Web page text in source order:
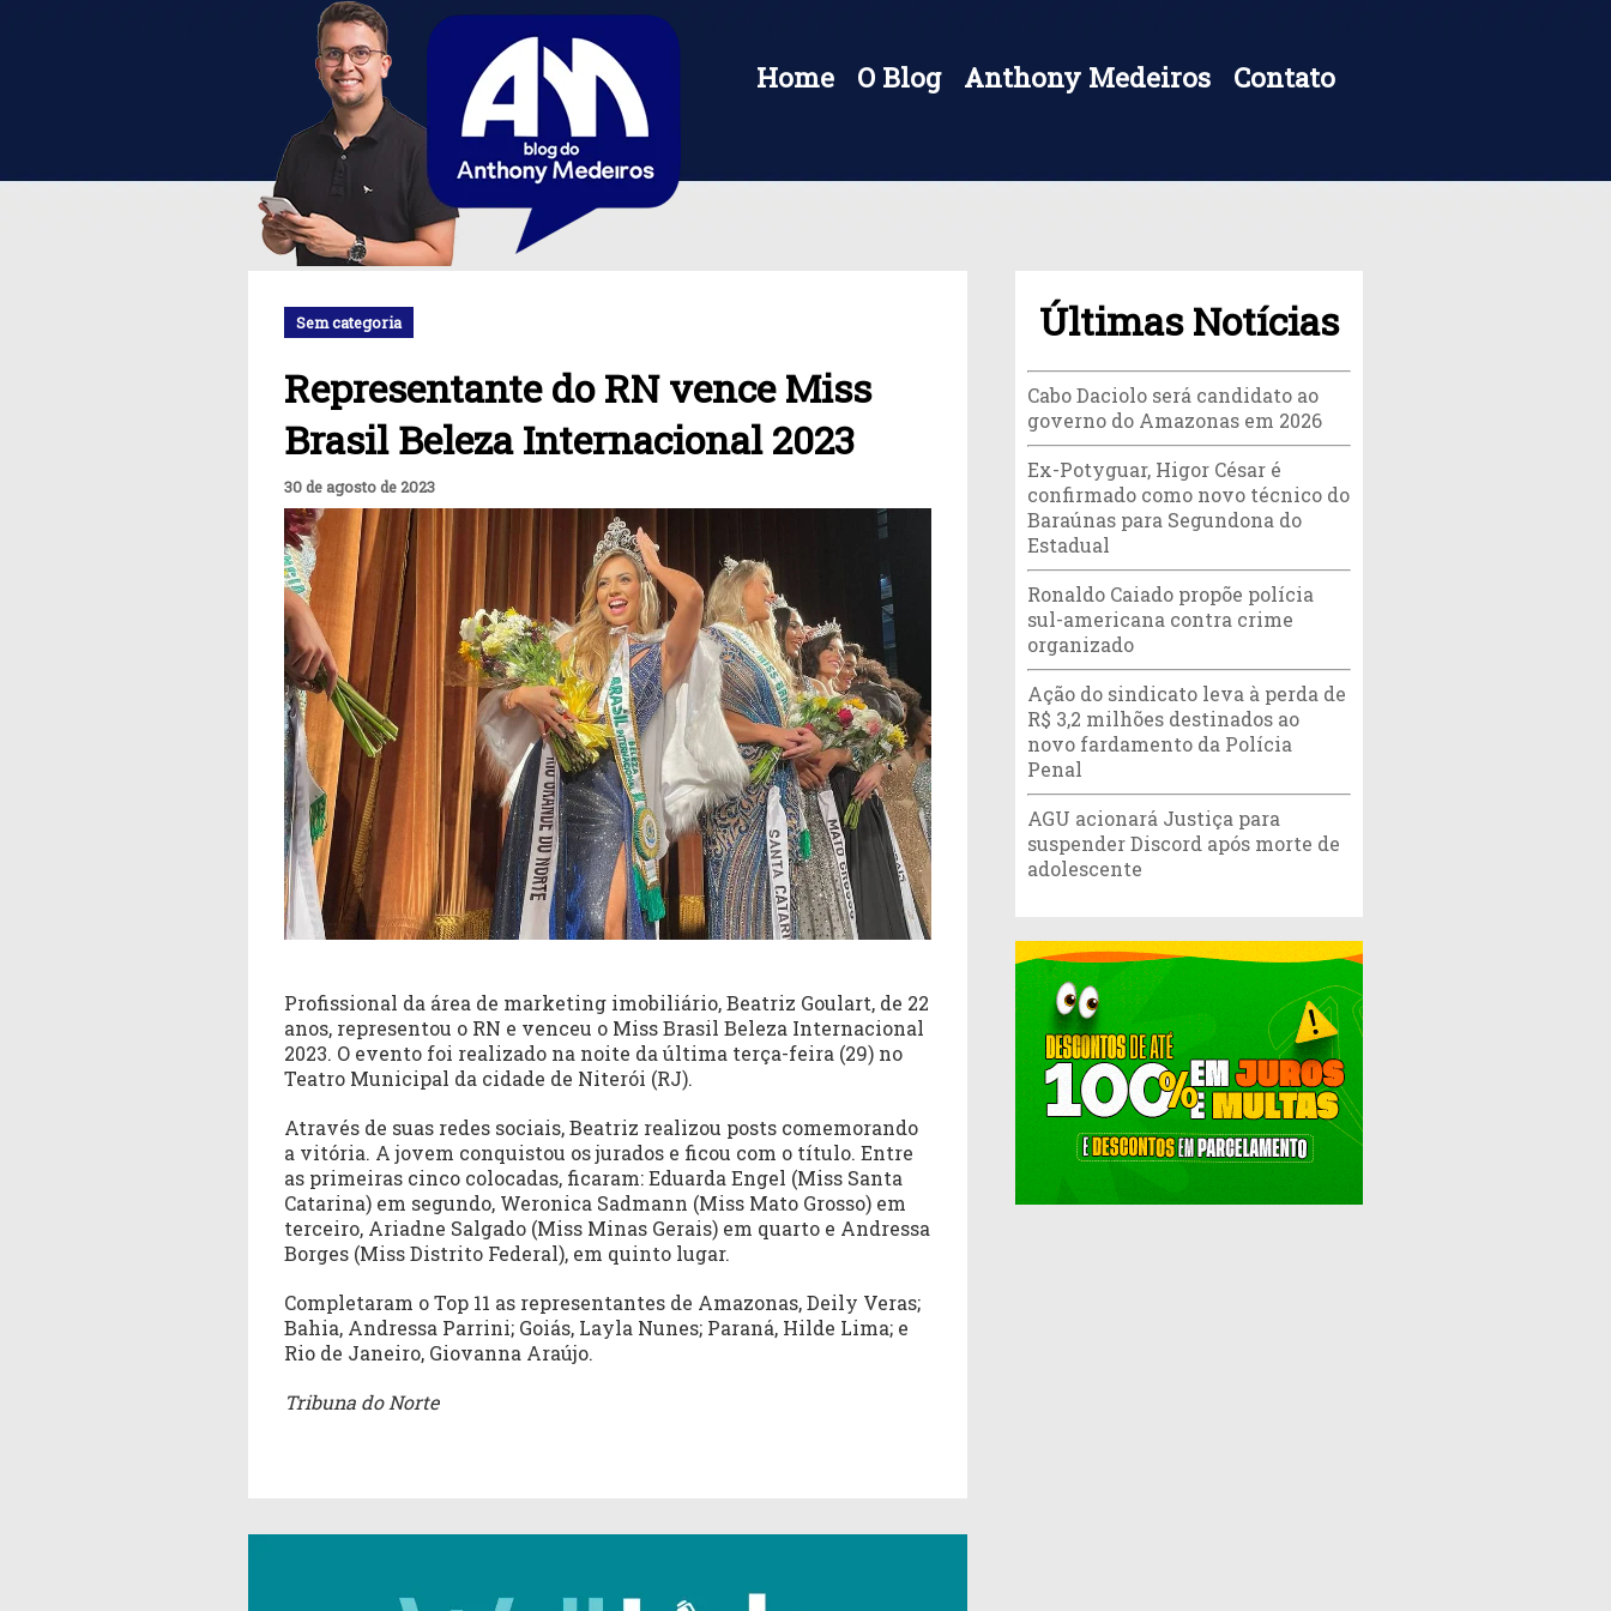
Home O Blog Anthony Medeiros Contato
Sem categoria
Representante do RN vence Miss
Brasil Beleza Internacional 2023
30 de agosto de 2023
Profissional da área de marketing imobiliário, Beatriz Goulart, de 22
anos, representou o RN e venceu o Miss Brasil Beleza Internacional
2023. O evento foi realizado na noite da última terça-feira (29) no
Teatro Municipal da cidade de Niterói (RJ).
Através de suas redes sociais, Beatriz realizou posts comemorando
a vitória. A jovem conquistou os jurados e ficou com o título. Entre
as primeiras cinco colocadas, ficaram: Eduarda Engel (Miss Santa
Catarina) em segundo, Weronica Sadmann (Miss Mato Grosso) em
terceiro, Ariadne Salgado (Miss Minas Gerais) em quarto e Andressa
Borges (Miss Distrito Federal), em quinto lugar.
Completaram o Top 11 as representantes de Amazonas, Deily Veras;
Bahia, Andressa Parrini; Goiás, Layla Nunes; Paraná, Hilde Lima; e
Rio de Janeiro, Giovanna Araújo.
Tribuna do Norte
Últimas Notícias
Cabo Daciolo será candidato ao
governo do Amazonas em 2026
Ex-Potyguar, Higor César é
confirmado como novo técnico do
Baraúnas para Segundona do
Estadual
Ronaldo Caiado propõe polícia
sul-americana contra crime
organizado
Ação do sindicato leva à perda de
R$ 3,2 milhões destinados ao
novo fardamento da Polícia
Penal
AGU acionará Justiça para
suspender Discord após morte de
adolescente